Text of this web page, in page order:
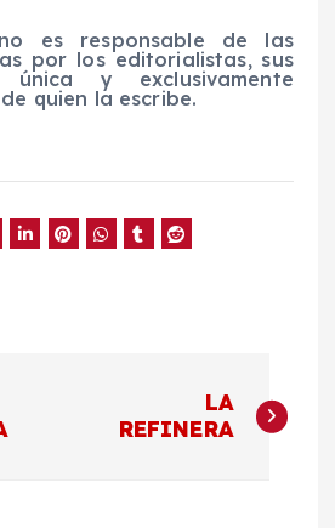
es responsable de las
por los editorialistas, sus
única y exclusivamente
quien la escribe.
LA
REFINERA